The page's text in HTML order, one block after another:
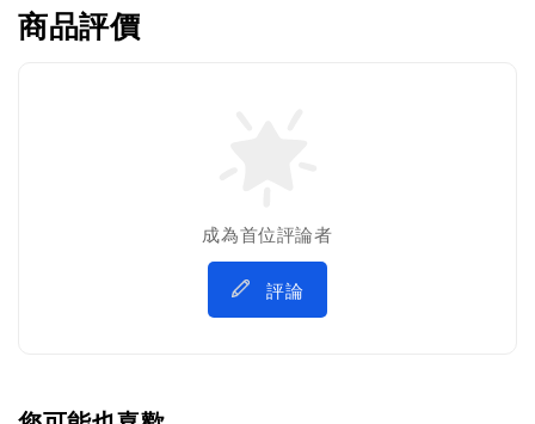
商品評價
成為首位評論者
評論